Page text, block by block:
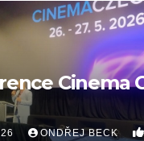
Cinema
ONDŘEJ BECK